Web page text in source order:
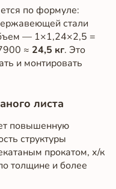
по формуле:
стали
— 1×1,24×2,5 =
≈ 24,5 кг. Это
и монтировать
листа
повышенную
структуры
прокатом, х/к
толщине и более